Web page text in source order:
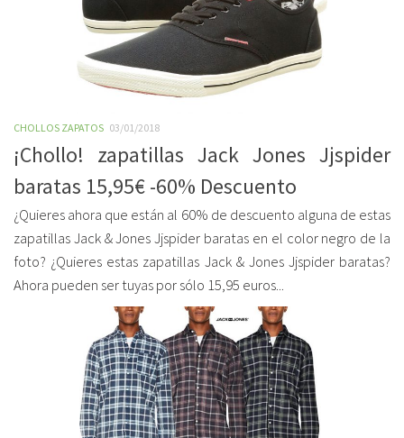
CHOLLOS ZAPATOS 03/01/2018
¡Chollo! zapatillas Jack Jones Jjspider
baratas 15,95€ -60% Descuento
¿Quieres ahora que están al 60% de descuento alguna de estas
zapatillas Jack & Jones Jjspider baratas en el color negro de la
foto? ¿Quieres estas zapatillas Jack & Jones Jjspider baratas?
Ahora pueden ser tuyas por sólo 15,95 euros...